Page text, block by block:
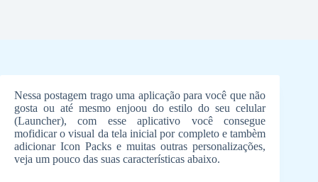
Nessa postagem trago uma aplicação para você que não
gosta ou até mesmo enjoou do estilo do seu celular
(Launcher), com esse aplicativo você consegue
mofidicar o visual da tela inicial por completo e tambèm
adicionar Icon Packs e muitas outras personalizações,
veja um pouco das suas características abaixo.